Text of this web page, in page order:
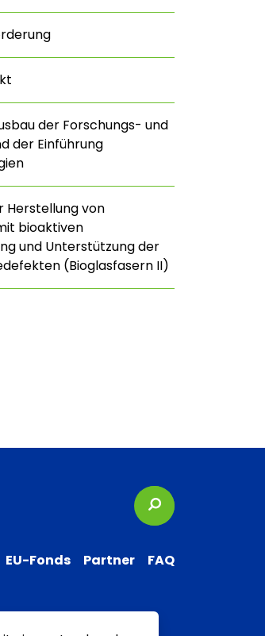
der Forschungs- und
der Einführung
Herstellung von
bioaktiven
und Unterstützung der
(Bioglasfasern II)
Suchbegriffe
EU-Fonds Partner FAQ